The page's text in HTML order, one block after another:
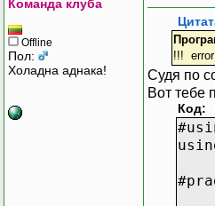
Команда клуба
Offline
Пол:
Холадна аднака!
!!! error
Судя по
Вот тебе
Код: